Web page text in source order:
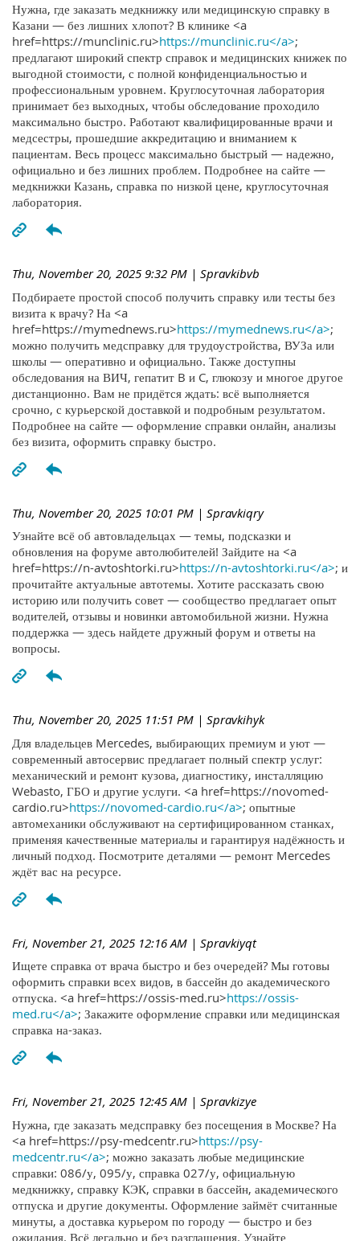
Нужна, где заказать медкнижку или медицинскую справку в
Казани — без лишних хлопот? В клинике <a
href=https://munclinic.ru>https://munclinic.ru</a>;
предлагают широкий спектр справок и медицинских книжек по
выгодной стоимости, с полной конфиденциальностью и
профессиональным уровнем. Круглосуточная лаборатория
принимает без выходных, чтобы обследование проходило
максимально быстро. Работают квалифицированные врачи и
медсестры, прошедшие аккредитацию и вниманием к
пациентам. Весь процесс максимально быстрый — надежно,
официально и без лишних проблем. Подробнее на сайте —
медкнижки Казань, справка по низкой цене, круглосуточная
лаборатория.
Thu, November 20, 2025 9:32 PM | Spravkibvb
Подбираете простой способ получить справку или тесты без
визита к врачу? На <a
href=https://mymednews.ru>https://mymednews.ru</a>;
можно получить медсправку для трудоустройства, ВУЗа или
школы — оперативно и официально. Также доступны
обследования на ВИЧ, гепатит B и C, глюкозу и многое другое
дистанционно. Вам не придётся ждать: всё выполняется
срочно, с курьерской доставкой и подробным результатом.
Подробнее на сайте — оформление справки онлайн, анализы
без визита, оформить справку быстро.
Thu, November 20, 2025 10:01 PM | Spravkiqry
Узнайте всё об автовладельцах — темы, подсказки и
обновления на форуме автолюбителей! Зайдите на <a
href=https://n-avtoshtorki.ru>https://n-avtoshtorki.ru</a>; и
прочитайте актуальные автотемы. Хотите рассказать свою
историю или получить совет — сообщество предлагает опыт
водителей, отзывы и новинки автомобильной жизни. Нужна
поддержка — здесь найдете дружный форум и ответы на
вопросы.
Thu, November 20, 2025 11:51 PM | Spravkihyk
Для владельцев Mercedes, выбирающих премиум и уют —
современный автосервис предлагает полный спектр услуг:
механический и ремонт кузова, диагностику, инсталляцию
Webasto, ГБО и другие услуги. <a href=https://novomed-
cardio.ru>https://novomed-cardio.ru</a>; опытные
автомеханики обслуживают на сертифицированном станках,
применяя качественные материалы и гарантируя надёжность и
личный подход. Посмотрите деталями — ремонт Mercedes
ждёт вас на ресурсе.
Fri, November 21, 2025 12:16 AM | Spravkiyqt
Ищете справка от врача быстро и без очередей? Мы готовы
оформить справки всех видов, в бассейн до академического
отпуска. <a href=https://ossis-med.ru>https://ossis-
med.ru</a>; Закажите оформление справки или медицинская
справка на-заказ.
Fri, November 21, 2025 12:45 AM | Spravkizye
Нужна, где заказать медсправку без посещения в Москве? На
<a href=https://psy-medcentr.ru>https://psy-
medcentr.ru</a>; можно заказать любые медицинские
справки: 086/у, 095/у, справка 027/у, официальную
медкнижку, справку КЭК, справки в бассейн, академического
отпуска и другие документы. Оформление займёт считанные
минуты, а доставка курьером по городу — быстро и без
ожидания. Всё легально и без разглашения. Узнайте